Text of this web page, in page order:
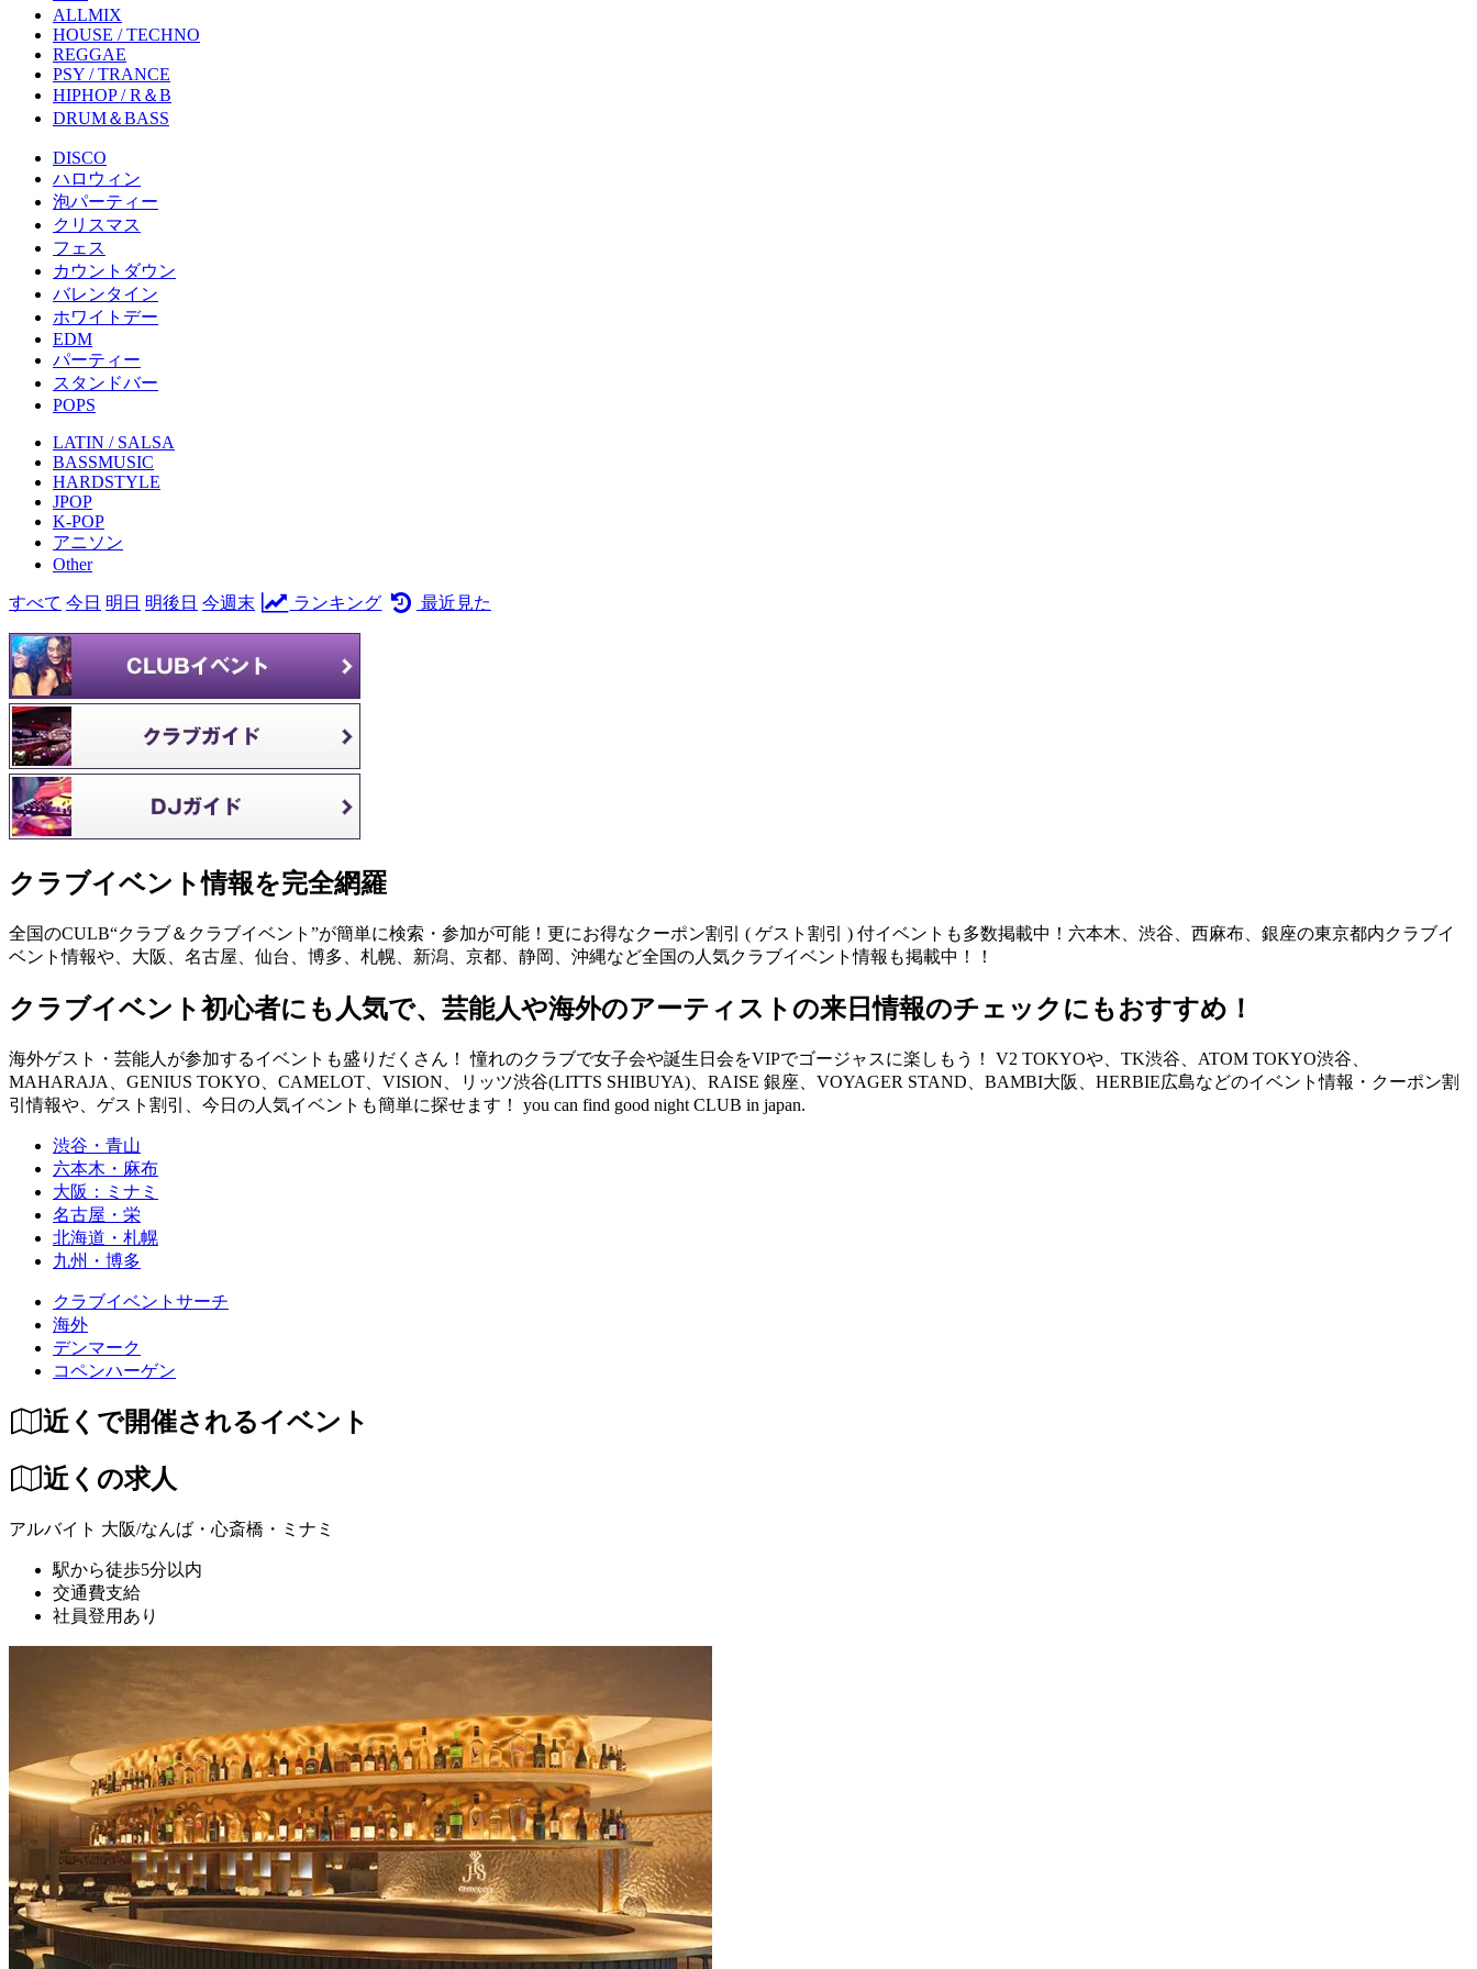
ALLMIX
HOUSE / TECHNO
REGGAE
PSY / TRANCE
HIPHOP / R＆B
DRUM＆BASS
DISCO
ハロウィン
泡パーティー
クリスマス
フェス
カウントダウン
バレンタイン
ホワイトデー
EDM
パーティー
スタンドバー
POPS
LATIN / SALSA
BASSMUSIC
HARDSTYLE
JPOP
K-POP
アニソン
Other
すべて 今日 明日 明後日 今週末 ランキング 最近見た
クラブイベント情報を完全網羅
全国のCULB“クラブ＆クラブイベント”が簡単に検索・参加が可能！更にお得なクーポン割引 ( ゲスト割引 ) 付イベントも多数掲載中！六本木、渋谷、西麻布、銀座の東京都内クラブイ
ベント情報や、大阪、名古屋、仙台、博多、札幌、新潟、京都、静岡、沖縄など全国の人気クラブイベント情報も掲載中！！
クラブイベント初心者にも人気で、芸能人や海外のアーティストの来日情報のチェックにもおすすめ！
海外ゲスト・芸能人が参加するイベントも盛りだくさん！ 憧れのクラブで女子会や誕生日会をVIPでゴージャスに楽しもう！ V2 TOKYOや、TK渋谷、ATOM TOKYO渋谷、
MAHARAJA、GENIUS TOKYO、CAMELOT、VISION、リッツ渋谷(LITTS SHIBUYA)、RAISE 銀座、VOYAGER STAND、BAMBI大阪、HERBIE広島などのイベント情報・クーポン割
引情報や、ゲスト割引、今日の人気イベントも簡単に探せます！ you can find good night CLUB in japan.
渋谷・青山
六本木・麻布
大阪：ミナミ
名古屋・栄
北海道・札幌
九州・博多
クラブイベントサーチ
海外
デンマーク
コペンハーゲン
近くで開催されるイベント
近くの求人
アルバイト 大阪/なんば・心斎橋・ミナミ
駅から徒歩5分以内
交通費支給
社員登用あり